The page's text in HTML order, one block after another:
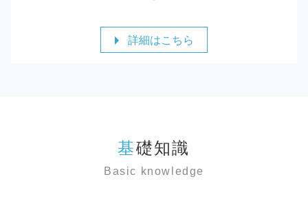
事業を行う上で必要となる税務に関するお悩みに幅広
く対応しており、ご依頼者様が本業に専念できるよう
詳細はこちら
基礎知識
Basic knowledge